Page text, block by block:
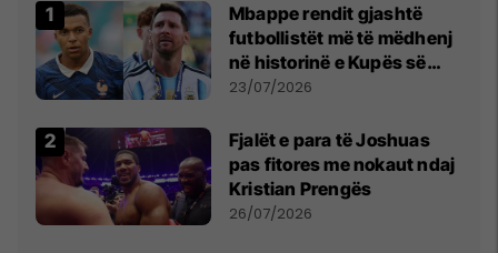
Mbappe rendit gjashtë
futbollistët më të mëdhenj
në historinë e Kupës së
Botës, Messi mbetet i dyti
23/07/2026
Fjalët e para të Joshuas
pas fitores me nokaut ndaj
Kristian Prengës
26/07/2026